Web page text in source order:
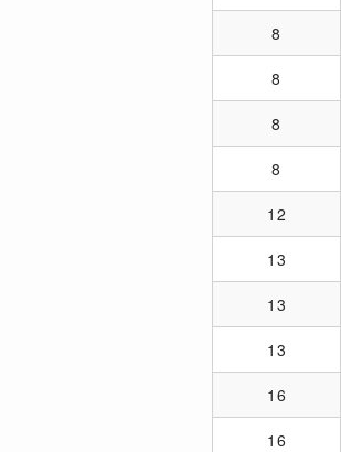
8
8
8
8
12
13
13
13
16
16